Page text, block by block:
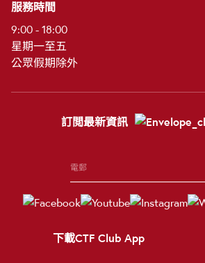
服務時間
9:00 - 18:00
星期一至五
公眾假期除外
訂閲最新資訊
下載CTF Club App